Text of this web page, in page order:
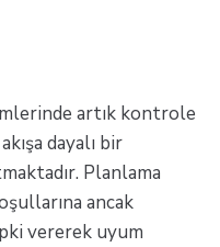
artık kontrole
dayalı bir
Planlama
ancak
vererek uyum